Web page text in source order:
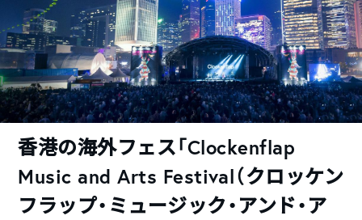
香港の海外フェス「Clockenflap
Music and Arts Festival（クロッケン
フラップ・ミュージック・アンド・ア